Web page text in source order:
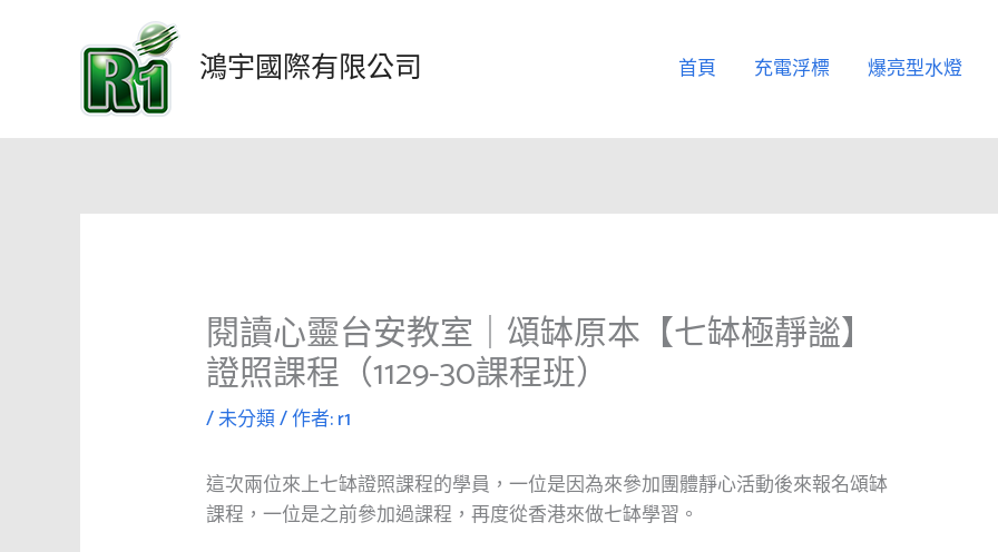
內
鴻宇國際有限公司 首頁 充電浮標 爆亮型水燈
閱讀心靈台安教室｜頌缽原本【七缽極靜謐】
證照課程（1129-30課程班）
/未分類/ 作者:r1
這次兩位來上七缽證照課程的學員，一位是因為來參加團體靜心活動後來報名頌缽
課程，一位是之前參加過課程，再度從香港來做七缽學習。